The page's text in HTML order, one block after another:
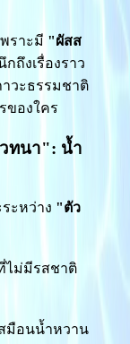
ราะมี "ผัสส
ถึงเรื่องราว
วะธรรมชาติ
ของใคร
ทนา": น้ำ
ะหว่าง "ตัว
ไม่มีรสชาติ
มือนน้ำหวาน